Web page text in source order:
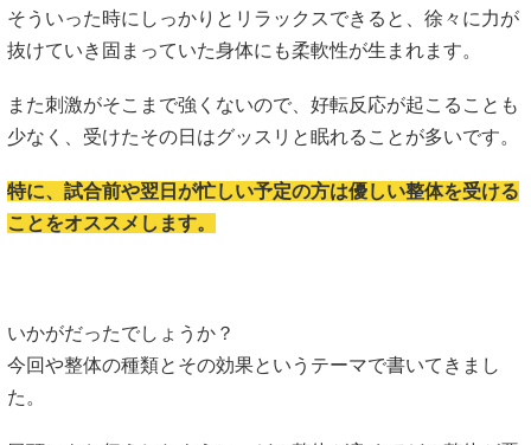
そういった時にしっかりとリラックスできると、徐々に力が
抜けていき固まっていた身体にも柔軟性が生まれます。
また刺激がそこまで強くないので、好転反応が起こることも
少なく、受けたその日はグッスリと眠れることが多いです。
特に、試合前や翌日が忙しい予定の方は優しい整体を受ける
ことをオススメします。
いかがだったでしょうか？
今回や整体の種類とその効果というテーマで書いてきまし
た。